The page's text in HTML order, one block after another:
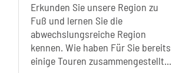
Erkunden Sie unsere Region zu
Fuß und lernen Sie die
abwechslungsreiche Region
kennen. Wie haben Für Sie bereits
einige Touren zusammengestellt...